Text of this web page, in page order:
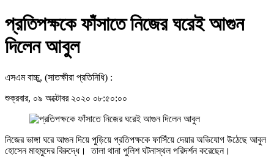
প্রতিপক্ষকে ফাঁসাতে নিজের ঘরেই আগুন
দিলেন আবুল
এসএম বাচ্চু, (সাতক্ষীরা প্রতিনিধি) :
শুক্রবার, ০৯ অক্টোবর ২০২০ ০৮:৫০:০০
নিজের ভাঙ্গা ঘরে আগুন দিয়ে পুড়িয়ে প্রতিপক্ষকে ফাসিঁয়ে দেয়ার অভিযোগ উঠেছে আবুল
হোসেন মাহমুদের বিরুদ্ধে। তালা থানা পুলিশ ঘটনাস্থল পরিদর্শন করেছেন।